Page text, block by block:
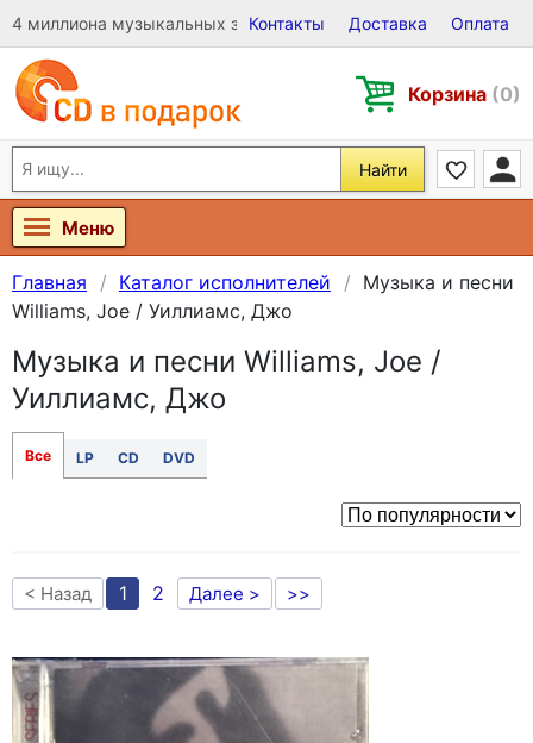
4 миллиона музыкальных записей на Виниле, CD и DVD
Контакты Доставка Оплата
Корзина (0)
Найти
Меню
Главная Каталог исполнителей
Музыка и песни
Williams, Joe / Уиллиамс, Джо
Музыка и песни Williams, Joe /
Уиллиамс, Джо
Все LP CD DVD
< Назад 1 2 Далее > >>